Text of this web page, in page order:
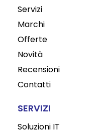
Servizi
Marchi
Offerte
Novità
Recensioni
Contatti
SERVIZI
Soluzioni IT